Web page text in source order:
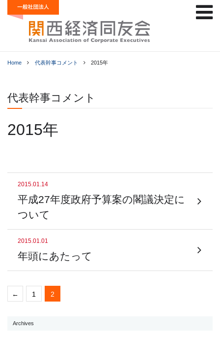
Home 代表幹事コメント 2015年
代表幹事コメント
2015年
2015.01.14
平成27年度政府予算案の閣議決定に
ついて
2015.01.01
年頭にあたって
← 1 2
Archives